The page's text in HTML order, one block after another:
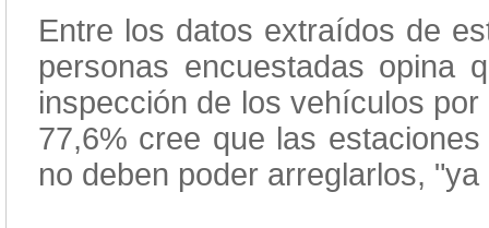
Entre los datos extraídos de
personas encuestadas opina
inspección de los vehículos
77,6% cree que las
no deben poder arreglarlos,